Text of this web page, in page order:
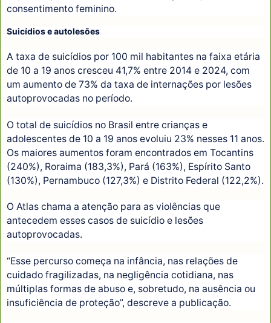
consentimento feminino.
Suicídios e autolesões
A taxa de suicídios por 100 mil habitantes na faixa etária
de 10 a 19 anos cresceu 41,7% entre 2014 e 2024, com
um aumento de 73% da taxa de internações por lesões
autoprovocadas no período.
O total de suicídios no Brasil entre crianças e
adolescentes de 10 a 19 anos evoluiu 23% nesses 11 anos.
Os maiores aumentos foram encontrados em Tocantins
(240%), Roraima (183,3%), Pará (163%), Espírito Santo
(130%), Pernambuco (127,3%) e Distrito Federal (122,2%).
O Atlas chama a atenção para as violências que
antecedem esses casos de suicídio e lesões
autoprovocadas.
“Esse percurso começa na infância, nas relações de
cuidado fragilizadas, na negligência cotidiana, nas
múltiplas formas de abuso e, sobretudo, na ausência ou
insuficiência de proteção”, descreve a publicação.